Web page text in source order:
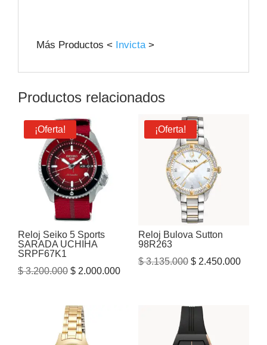
Más Productos < Invicta>
Productos relacionados
¡Oferta!
Reloj Seiko 5 Sports
SARADA UCHIHA
SRPF67K1
$3.200.000 El
era:
$ 3.200.000.
$ 2.000.000El
¡Oferta!
Reloj Bulova Sutton
98R263
$3.135.000 El
era:
$ 3.135.000.
$2.450.000El